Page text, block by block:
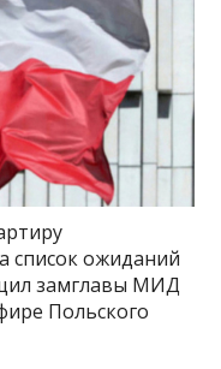
список ожиданий
замглавы МИД
Польского